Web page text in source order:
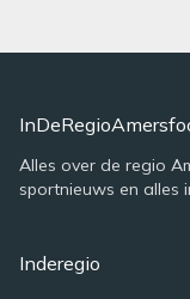
Alles over de regio
sportnieuws en alles
Inderegio